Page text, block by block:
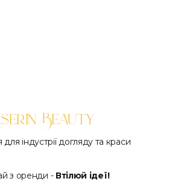
Beauty
індустрії догляду та краси
з оренди - Втілюй ідеї!